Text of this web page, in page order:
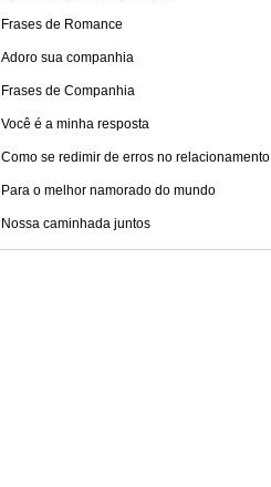
Frases de Romance
Adoro sua companhia
Frases de Companhia
Você é a minha resposta
Como se redimir de erros no relacionamento
Para o melhor namorado do mundo
Nossa caminhada juntos